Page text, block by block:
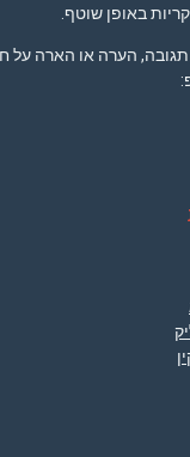
באופן שוטף.
תגובה, הערה או הארה על